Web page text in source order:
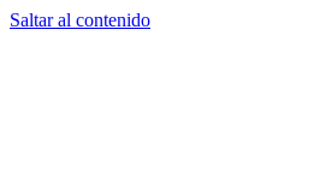
Saltar al contenido